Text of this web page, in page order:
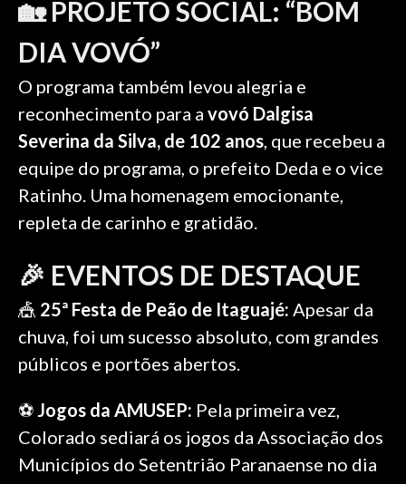
🏡 PROJETO SOCIAL: “BOM
DIA VOVÓ”
O programa também levou alegria e
reconhecimento para a vovó Dalgisa
Severina da Silva, de 102 anos, que recebeu a
equipe do programa, o prefeito Deda e o vice
Ratinho. Uma homenagem emocionante,
repleta de carinho e gratidão.
🎉 EVENTOS DE DESTAQUE
🎪 25ª Festa de Peão de Itaguajé: Apesar da
chuva, foi um sucesso absoluto, com grandes
públicos e portões abertos.
⚽ Jogos da AMUSEP: Pela primeira vez,
Colorado sediará os jogos da Associação dos
Municípios do Setentrião Paranaense no dia